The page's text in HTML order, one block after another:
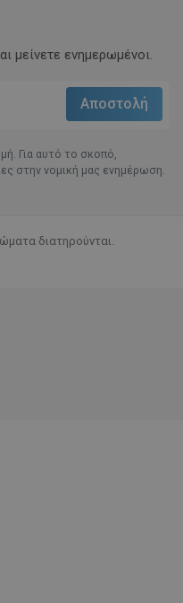
μείνετε ενημερωμένοι.
Για αυτό το σκοπό,
στην νομική μας ενημέρωση.
διατηρούνται.